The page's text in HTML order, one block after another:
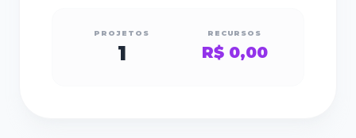
PROJETOS
1
RECURSOS
R$ 0,00